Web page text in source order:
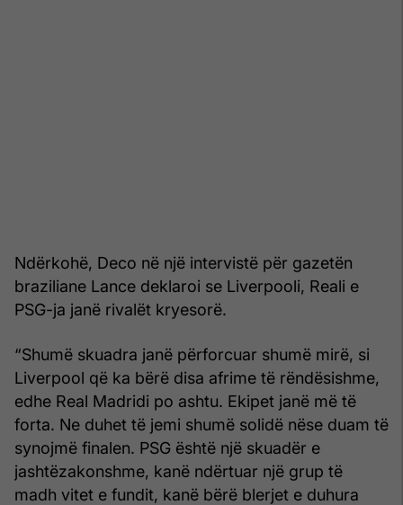
Ndërkohë, Deco në një intervistë për gazetën
braziliane Lance deklaroi se Liverpooli, Reali e
PSG-ja janë rivalët kryesorë.
“Shumë skuadra janë përforcuar shumë mirë, si
Liverpool që ka bërë disa afrime të rëndësishme,
edhe Real Madridi po ashtu. Ekipet janë më të
forta. Ne duhet të jemi shumë solidë nëse duam të
synojmë finalen. PSG është një skuadër e
jashtëzakonshme, kanë ndërtuar një grup të
madh vitet e fundit, kanë bërë blerjet e duhura